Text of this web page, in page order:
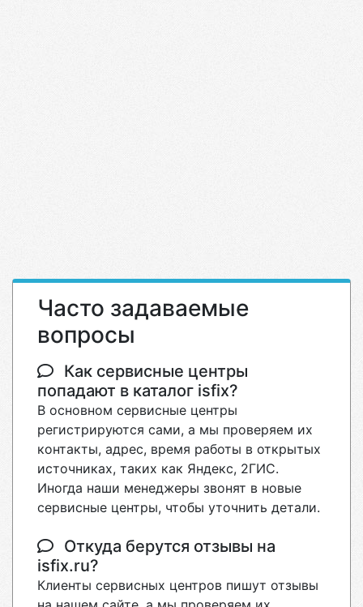
Часто задаваемые
вопросы
Как сервисные центры
попадают в каталог isfix?
В основном сервисные центры
регистрируются сами, а мы проверяем их
контакты, адрес, время работы в открытых
источниках, таких как Яндекс, 2ГИС.
Иногда наши менеджеры звонят в новые
сервисные центры, чтобы уточнить детали.
Откуда берутся отзывы на
isfix.ru?
Клиенты сервисных центров пишут отзывы